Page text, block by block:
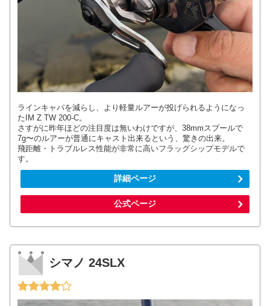
ラインキャパを減らし、より軽量ルアーが投げられるようになっ
たIM Z TW 200-C。
さすがに昨年ほどの注目度は無いわけですが、38mmスプールで
7g〜のルアーが普通にキャスト出来るという、驚きの出来。
飛距離・トラブルレス性能が非常に高いフラッグシップモデルで
す。
詳細ページ
公式ページ
シマノ 24SLX